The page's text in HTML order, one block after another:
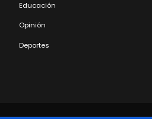
Educación
Opinión
Deportes